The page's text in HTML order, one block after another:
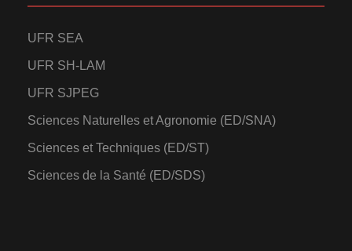
UFR SEA
UFR SH-LAM
UFR SJPEG
Sciences Naturelles et Agronomie (ED/SNA)
Sciences et Techniques (ED/ST)
Sciences de la Santé (ED/SDS)